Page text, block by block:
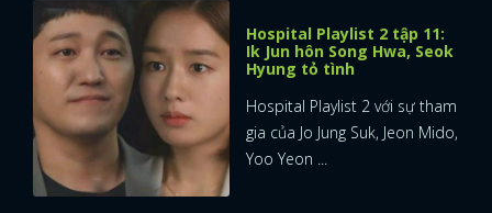
Hospital Playlist 2 tập 11:
Ik Jun hôn Song Hwa, Seok
Hyung tỏ tình
Hospital Playlist 2 với sự tham
gia của Jo Jung Suk, Jeon Mido,
Yoo Yeon ...